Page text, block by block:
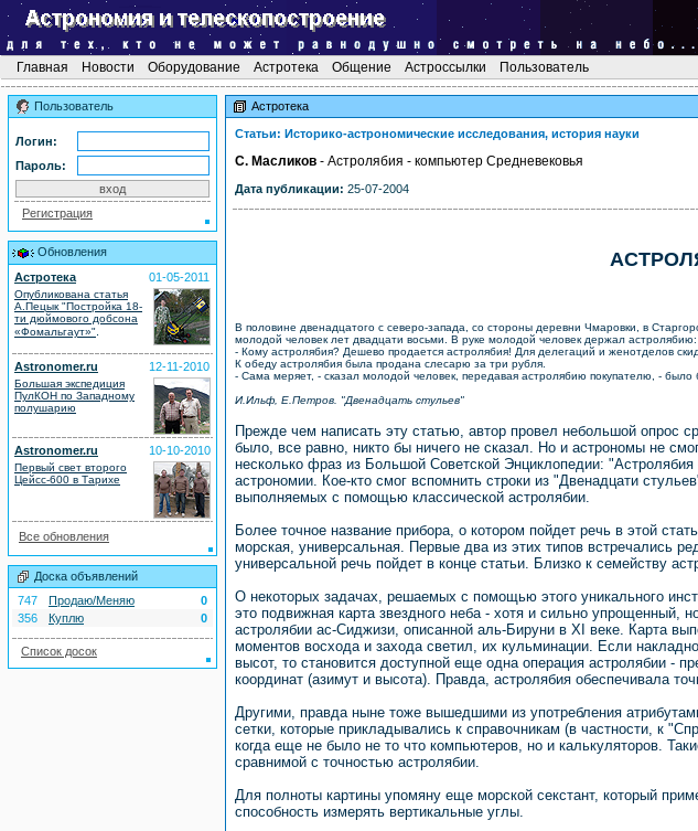
Главная Новости Оборудование Астротека Общение Астроссылки Пользователь
Пользователь
Логин:
Пароль:
Регистрация
Обновления
Астротека
01-05-2011
Опубликована статья
А.Пецык "Постройка 18-
ти дюймового добсона
«Фомальгаут»"
Astronomer.ru 12-11-2010
Большая экспедиция
ПулКОН по Западному
полушарию
Astronomer.ru 10-10-2010
Первый свет второго
Цейсс-600 в Тарихе
Все обновления
Доска объявлений
747
Продаю/Меняю
0
356
Куплю 0
Список досок
Астротека
Статьи: Историко-астрономические исследования, история науки
С. Масликов - Астролябия - компьютер Средневековья
Дата публикации: 25-07-2004
В половине двенадцатого с северо-запада, со стороны деревни Чмаровки, в
молодой человек лет двадцати восьми. В руке молодой человек держал астролябию:
- Кому астролябия? Дешево продается астролябия! Для делегаций и женотделов
К обеду астролябия была продана слесарю за три рубля.
- Сама меряет, - сказал молодой человек, передавая астролябию покупателю, - было
И.Ильф, Е.Петров. "Двенадцать стульев"
Прежде чем написать эту статью, автор провел небольшой опрос
было, все равно, никто бы ничего не сказал. Но и астрономы не
несколько фраз из Большой Советской Энциклопедии:
астрономии. Кое-кто смог вспомнить строки из "Двенадцати
выполняемых с помощью классической астролябии.
Более точное название прибора, о котором пойдет речь в этой
морская, универсальная. Первые два из этих типов встречались
универсальной речь пойдет в конце статьи. Близко к семейству
О некоторых задачах, решаемых с помощью этого уникального
это подвижная карта звездного неба - хотя и сильно
астролябии ас-Сиджизи, описанной аль-Бируни в ХI веке. Карта
моментов восхода и захода светил, их кульминации. Если
высот, то становится доступной еще одна операция астролябии -
координат (азимут и высота). Правда, астролябия обеспечивала
Другими, правда ныне тоже вышедшими из употребления
сетки, которые прикладывались к справочникам (в частности, к
когда еще не было не то что компьютеров, но и калькуляторов.
сравнимой с точностью астролябии.
Для полноты картины упомяну еще морской секстант, который
способность измерять вертикальные углы.